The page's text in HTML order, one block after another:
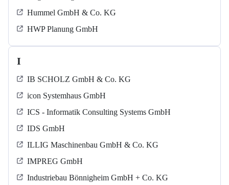
Hummel GmbH & Co. KG
HWP Planung GmbH
I
IB SCHOLZ GmbH & Co. KG
icon Systemhaus GmbH
ICS - Informatik Consulting Systems GmbH
IDS GmbH
ILLIG Maschinenbau GmbH & Co. KG
IMPREG GmbH
Industriebau Bönnigheim GmbH + Co. KG